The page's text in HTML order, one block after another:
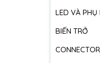
LED VÀ PHỤ
BIẾN TRỞ